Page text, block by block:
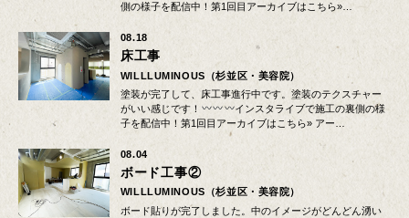
側の様子を配信中！第1回目アーカイブはこちら»…
08.18
床工事
WILLLUMINOUS（杉並区・美容院）
塗装が完了して、床工事進行中です。塗装のテクスチャー
がいい感じです！
インスタライブで施工の裏側の様
子を配信中！第1回目アーカイブはこちら» アー…
08.04
ボード工事②
WILLLUMINOUS（杉並区・美容院）
ボード貼りが完了しました。中のイメージがどんどん湧い